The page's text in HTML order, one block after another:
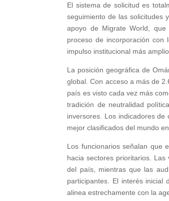
El sistema de solicitud es
seguimiento de las solicitudes
apoyo de Migrate World,
proceso de incorporación con
impulso institucional más
La posición geográfica de
global. Con acceso a más de
país es visto cada vez más
tradición de neutralidad
inversores. Los indicadores
mejor clasificados del mundo
Los funcionarios señalan que
hacia sectores prioritarios.
del país, mientras que las
participantes. El interés inicial
alinea estrechamente con la